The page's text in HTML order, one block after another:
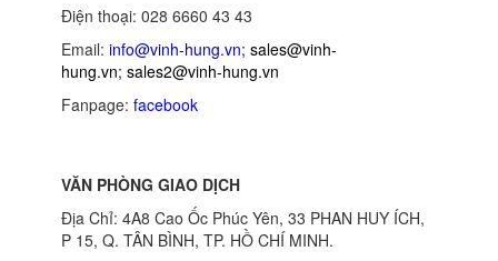
Điện thoại: 028 6660 43 43
Email: info@vinh-hung.vn; sales@vinh-
hung.vn; sales2@vinh-hung.vn
Fanpage: facebook
VĂN PHÒNG GIAO DỊCH
Địa Chỉ: 4A8 Cao Ốc Phúc Yên, 33 PHAN HUY ÍCH,
P 15, Q. TÂN BÌNH, TP. HỒ CHÍ MINH.